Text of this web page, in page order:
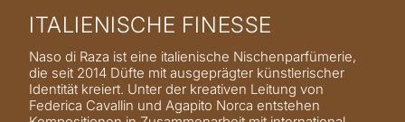
ITALIENISCHE FINESSE
Naso di Raza ist eine italienische Nischenparfümerie,
die seit 2014 Düfte mit ausgeprägter künstlerischer
Identität kreiert. Unter der kreativen Leitung von
Federica Cavallin und Agapito Norca entstehen